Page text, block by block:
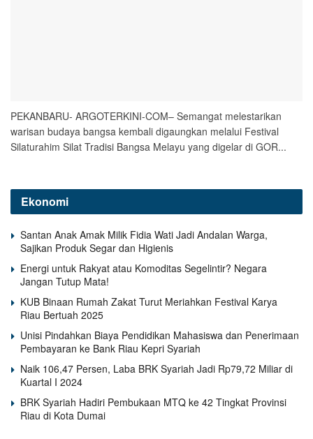
PEKANBARU- ARGOTERKINI-COM– Semangat melestarikan
warisan budaya bangsa kembali digaungkan melalui Festival
Silaturahim Silat Tradisi Bangsa Melayu yang digelar di GOR...
Ekonomi
Santan Anak Amak Milik Fidia Wati Jadi Andalan Warga,
Sajikan Produk Segar dan Higienis
Energi untuk Rakyat atau Komoditas Segelintir? Negara
Jangan Tutup Mata!
KUB Binaan Rumah Zakat Turut Meriahkan Festival Karya
Riau Bertuah 2025
Unisi Pindahkan Biaya Pendidikan Mahasiswa dan Penerimaan
Pembayaran ke Bank Riau Kepri Syariah
Naik 106,47 Persen, Laba BRK Syariah Jadi Rp79,72 Miliar di
Kuartal I 2024
BRK Syariah Hadiri Pembukaan MTQ ke 42 Tingkat Provinsi
Riau di Kota Dumai